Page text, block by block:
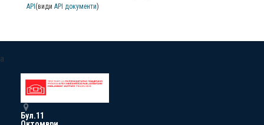
API (види API документи)
a
Бул.11